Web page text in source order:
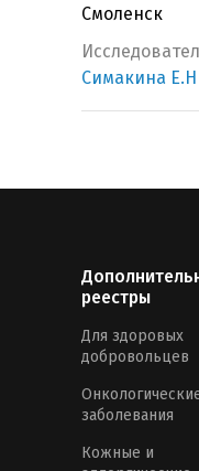
Смоленск
Симакина Е.Н
реестры
Для здоровых
добровольцев
заболевания
Кожные и